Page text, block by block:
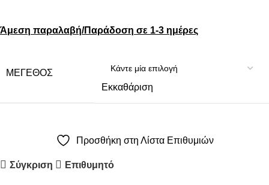
Άμεση παραλαβή/Παράδοση σε 1-3 ημέρες
ΜΈΓΕΘΟΣ
Εκκαθάριση
Προσθήκη στη Λίστα Επιθυμιών
Σύγκριση Επιθυμητό